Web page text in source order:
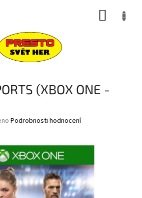
(XBOX ONE -
Podrobnosti hodnocení